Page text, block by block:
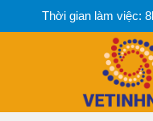
Thời gian làm việc: